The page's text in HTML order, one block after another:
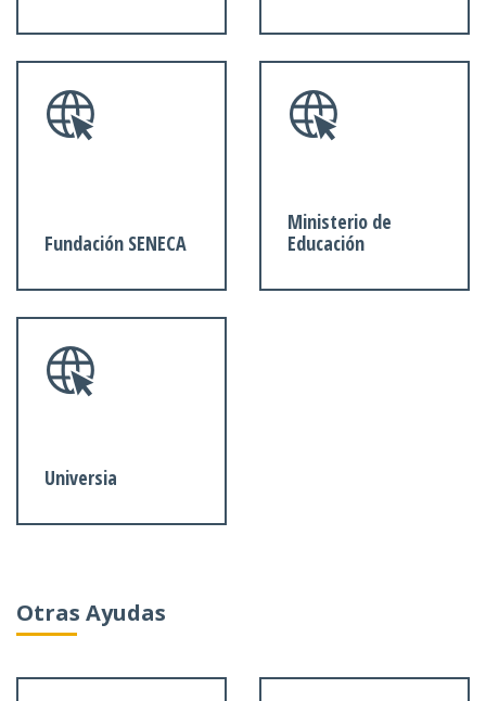
Fundación SENECA
Ministerio de
Educación
Universia
Otras Ayudas